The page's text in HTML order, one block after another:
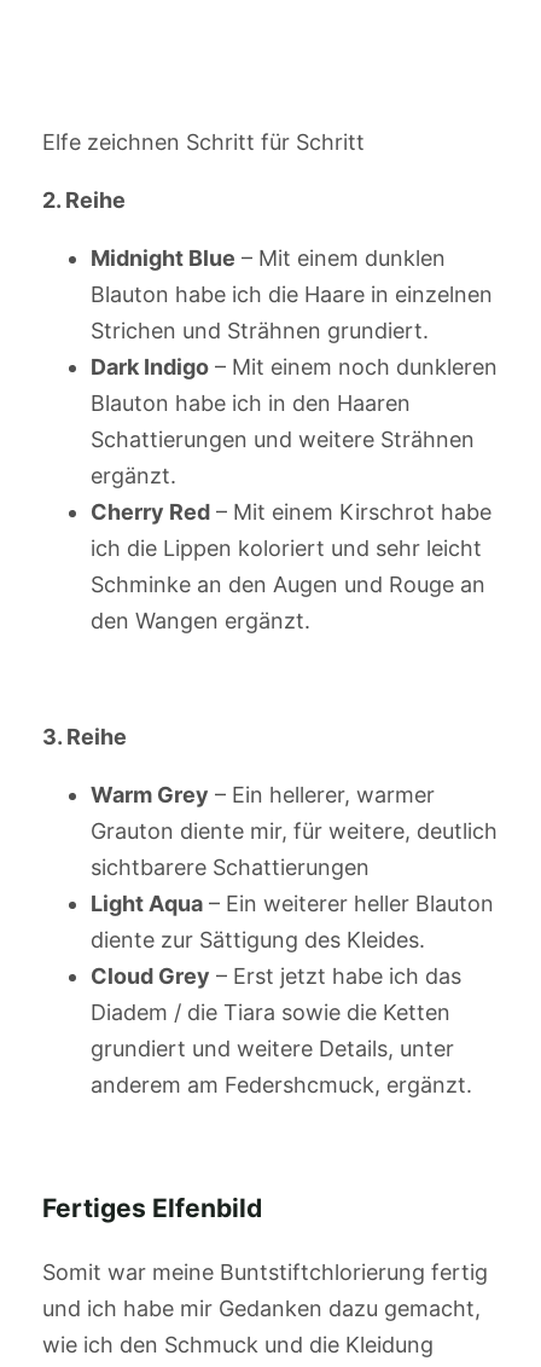
Elfe zeichnen Schritt für Schritt
2. Reihe
Midnight Blue – Mit einem dunklen
Blauton habe ich die Haare in einzelnen
Strichen und Strähnen grundiert.
Dark Indigo– Mit einem noch dunkleren
Blauton habe ich in den Haaren
Schattierungen und weitere Strähnen
ergänzt.
Cherry Red– Mit einem Kirschrot habe
ich die Lippen koloriert und sehr leicht
Schminke an den Augen und Rouge an
den Wangen ergänzt.
3. Reihe
Warm Grey – Ein hellerer, warmer
Grauton diente mir, für weitere, deutlich
sichtbarere Schattierungen
Light Aqua– Ein weiterer heller Blauton
diente zur Sättigung des Kleides.
Cloud Grey – Erst jetzt habe ich das
Diadem / die Tiara sowie die Ketten
grundiert und weitere Details, unter
anderem am Federshcmuck, ergänzt.
Fertiges Elfenbild
Somit war meine Buntstiftchlorierung fertig
und ich habe mir Gedanken dazu gemacht,
wie ich den Schmuck und die Kleidung